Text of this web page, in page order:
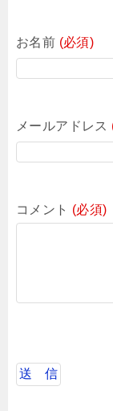
お名前 (必須)
メールアドレス
コメント (必須)